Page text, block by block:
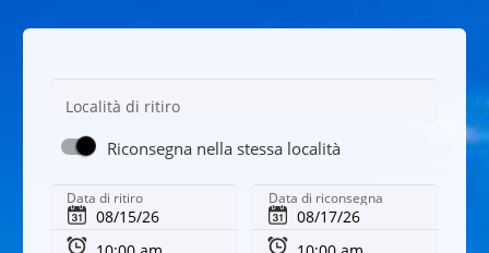
Località di ritiro
Riconsegna nella stessa località
Data di ritiro Data di riconsegna